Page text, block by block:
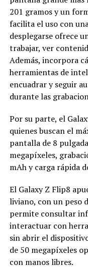
201 gramos y un
facilita el uso con
desplegarse ofrece
trabajar, ver
Además, incorpora
herramientas de
encuadrar y seguir
durante las
Por su parte, el
quienes buscan el
pantalla de 8
megapíxeles,
mAh y carga rápida
El Galaxy Z Flip8
liviano, con un peso
permite consultar
interactuar con
sin abrir el
de 50 megapíxeles
con manos libres.